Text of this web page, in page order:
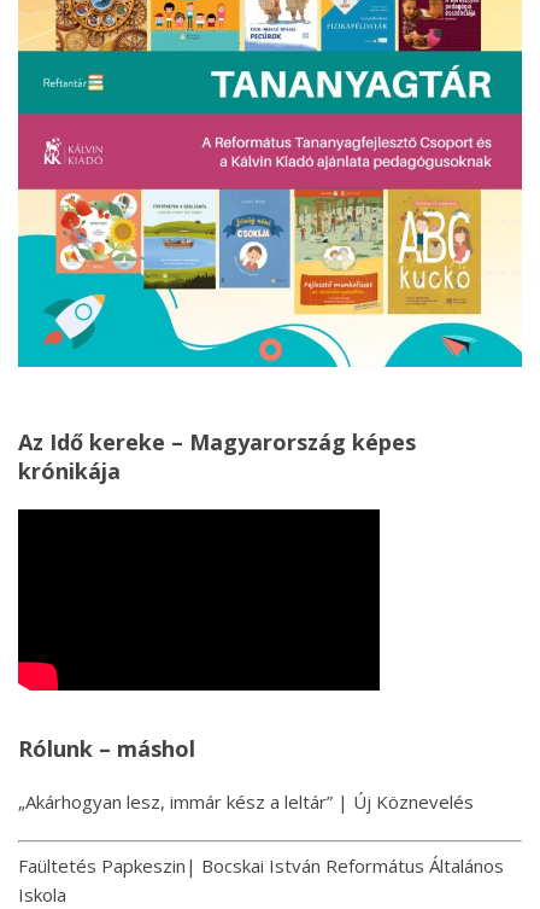
Az Idő kereke – Magyarország képes
krónikája
Rólunk – máshol
„Akárhogyan lesz, immár kész a leltár” | Új Köznevelés
Faültetés Papkeszin| Bocskai István Református Általános
Iskola